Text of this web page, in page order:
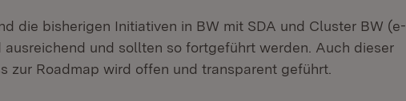
die bisherigen Initiativen in BW mit SDA und Cluster BW (e-
und sollten so fortgeführt werden. Auch dieser
zur Roadmap wird offen und transparent geführt.